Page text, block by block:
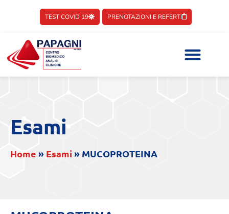
TEST COVID 19 PRENOTAZIONI E REFERTI
Esami
Home » Esami» MUCOPROTEINA